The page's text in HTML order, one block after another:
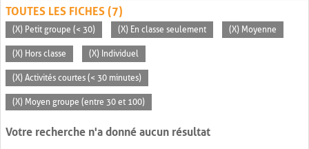
TOUTES LES FICHES (7)
(X) Petit groupe (< 30) (X) En classe seulement (X) Moyenne
(X) Hors classe (X) Individuel
(X) Activités courtes (< 30 minutes)
(X) Moyen groupe (entre 30 et 100)
Votre recherche n'a donné aucun résultat